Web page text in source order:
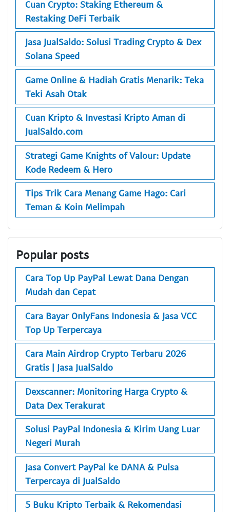
Cuan Crypto: Staking Ethereum &
Restaking DeFi Terbaik
Jasa JualSaldo: Solusi Trading Crypto & Dex
Solana Speed
Game Online & Hadiah Gratis Menarik: Teka
Teki Asah Otak
Cuan Kripto & Investasi Kripto Aman di
JualSaldo.com
Strategi Game Knights of Valour: Update
Kode Redeem & Hero
Tips Trik Cara Menang Game Hago: Cari
Teman & Koin Melimpah
Popular posts
Cara Top Up PayPal Lewat Dana Dengan
Mudah dan Cepat
Cara Bayar OnlyFans Indonesia & Jasa VCC
Top Up Terpercaya
Cara Main Airdrop Crypto Terbaru 2026
Gratis | Jasa JualSaldo
Dexscanner: Monitoring Harga Crypto &
Data Dex Terakurat
Solusi PayPal Indonesia & Kirim Uang Luar
Negeri Murah
Jasa Convert PayPal ke DANA & Pulsa
Terpercaya di JualSaldo
5 Buku Kripto Terbaik & Rekomendasi